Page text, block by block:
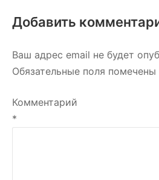
Добавить
Ваш адрес email не будет
Обязательные поля помечены
Комментарий
*